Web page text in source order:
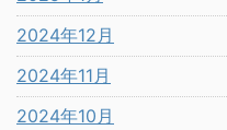
2024年12月
2024年11月
2024年10月